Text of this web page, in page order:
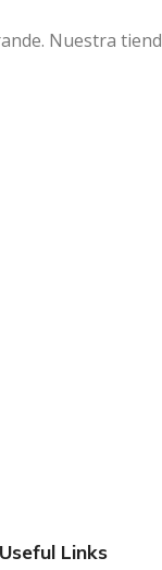
Nuestra
Useful Links